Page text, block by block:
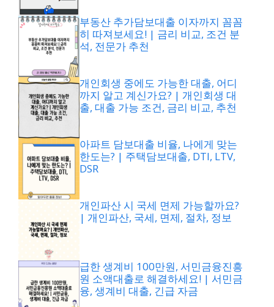
부동산 추가담보대출 이자까지 꼼꼼
히 따져보세요! | 금리 비교, 조건 분
석, 전문가 추천
개인회생 중에도 가능한 대출, 어디
까지 알고 계신가요? | 개인회생 대
출, 대출 가능 조건, 금리 비교, 추천
아파트 담보대출 비율, 나에게 맞는
한도는? | 주택담보대출, DTI, LTV,
DSR
개인파산 시 국세 면제 가능할까요?
| 개인파산, 국세, 면제, 절차, 정보
급한 생계비 100만원, 서민금융진흥
원 소액대출로 해결하세요! | 서민금
융, 생계비 대출, 긴급 자금